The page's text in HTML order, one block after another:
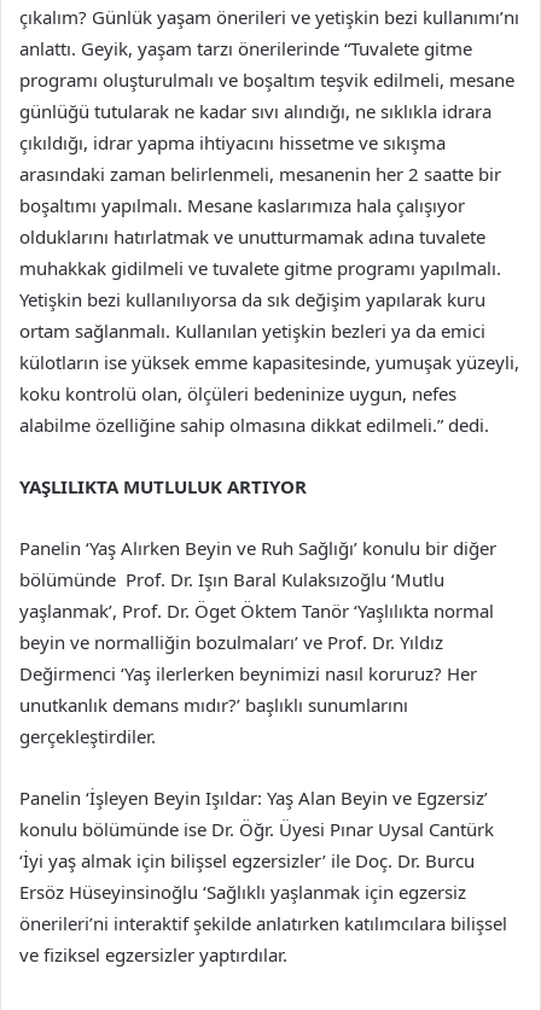
çıkalım? Günlük yaşam önerileri ve yetişkin bezi kullanımı’nı
anlattı. Geyik, yaşam tarzı önerilerinde “Tuvalete gitme
programı oluşturulmalı ve boşaltım teşvik edilmeli, mesane
günlüğü tutularak ne kadar sıvı alındığı, ne sıklıkla idrara
çıkıldığı, idrar yapma ihtiyacını hissetme ve sıkışma
arasındaki zaman belirlenmeli, mesanenin her 2 saatte bir
boşaltımı yapılmalı. Mesane kaslarımıza hala çalışıyor
olduklarını hatırlatmak ve unutturmamak adına tuvalete
muhakkak gidilmeli ve tuvalete gitme programı yapılmalı.
Yetişkin bezi kullanılıyorsa da sık değişim yapılarak kuru
ortam sağlanmalı. Kullanılan yetişkin bezleri ya da emici
külotların ise yüksek emme kapasitesinde, yumuşak yüzeyli,
koku kontrolü olan, ölçüleri bedeninize uygun, nefes
alabilme özelliğine sahip olmasına dikkat edilmeli.” dedi.
YAŞLILIKTA MUTLULUK ARTIYOR
Panelin ‘Yaş Alırken Beyin ve Ruh Sağlığı’ konulu bir diğer
bölümünde Prof. Dr. Işın Baral Kulaksızoğlu ‘Mutlu
yaşlanmak’, Prof. Dr. Öget Öktem Tanör ‘Yaşlılıkta normal
beyin ve normalliğin bozulmaları’ ve Prof. Dr. Yıldız
Değirmenci ‘Yaş ilerlerken beynimizi nasıl koruruz? Her
unutkanlık demans mıdır?’ başlıklı sunumlarını
gerçekleştirdiler.
Panelin ‘İşleyen Beyin Işıldar: Yaş Alan Beyin ve Egzersiz’
konulu bölümünde ise Dr. Öğr. Üyesi Pınar Uysal Cantürk
‘İyi yaş almak için bilişsel egzersizler’ ile Doç. Dr. Burcu
Ersöz Hüseyinsinoğlu ‘Sağlıklı yaşlanmak için egzersiz
önerileri’ni interaktif şekilde anlatırken katılımcılara bilişsel
ve fiziksel egzersizler yaptırdılar.